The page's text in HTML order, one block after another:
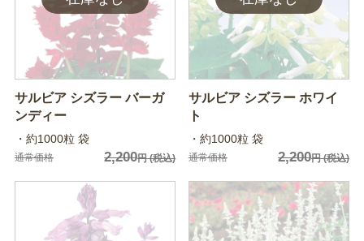
サルビア シズラー バーガ
ンディー
・約1000粒 袋
通常価格 2,200円(税込)
サルビア シズラー ホワイ
ト
・約1000粒 袋
通常価格 2,200円(税込)